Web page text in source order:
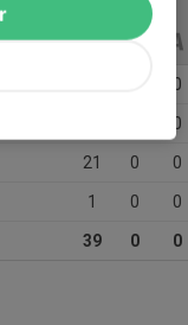
0
0
21 0 0
1 0 0
39 0 0